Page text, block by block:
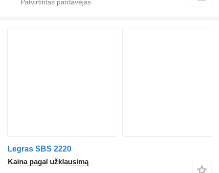
Legras SBS 2220
Kaina pagal užklausimą